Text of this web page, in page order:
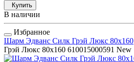
Купить
В наличии
Избранное
Шарм Эдванс Силк Грэй Люкс 80x160
Грэй Люкс 80x160 610015000591 New